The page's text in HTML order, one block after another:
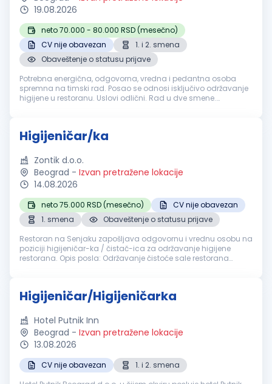
19.08.2026
neto 70.000 - 80.000 RSD (mesečno)
CV nije obavezan
1. i 2. smena
Obaveštenje o statusu prijave
Potrebna energična, odgovorna, vredna i pedantna osoba
spremna na timski rad. Posao se odnosi isključivo održavanje
higijene u restoranu. Uslovi odlični. Rad u dve smene.
Higijeničar/ka
Zontik d.o.o.
Beograd - Izvan pretražene lokacije
14.08.2026
neto 75.000 RSD (mesečno)
CV nije obavezan
1. smena
Obaveštenje o statusu prijave
Restoran na Senjaku zapošljava odgovornu i vrednu osobu na
poziciji higijeničar-ka / čistač-ica za održavanje higijene
restorana. Opis posla: Održavanje čistoće sale restorana
Higijeničar/Higijeničarka
Hotel Putnik Inn
Beograd - Izvan pretražene lokacije
13.08.2026
CV nije obavezan
1. i 2. smena